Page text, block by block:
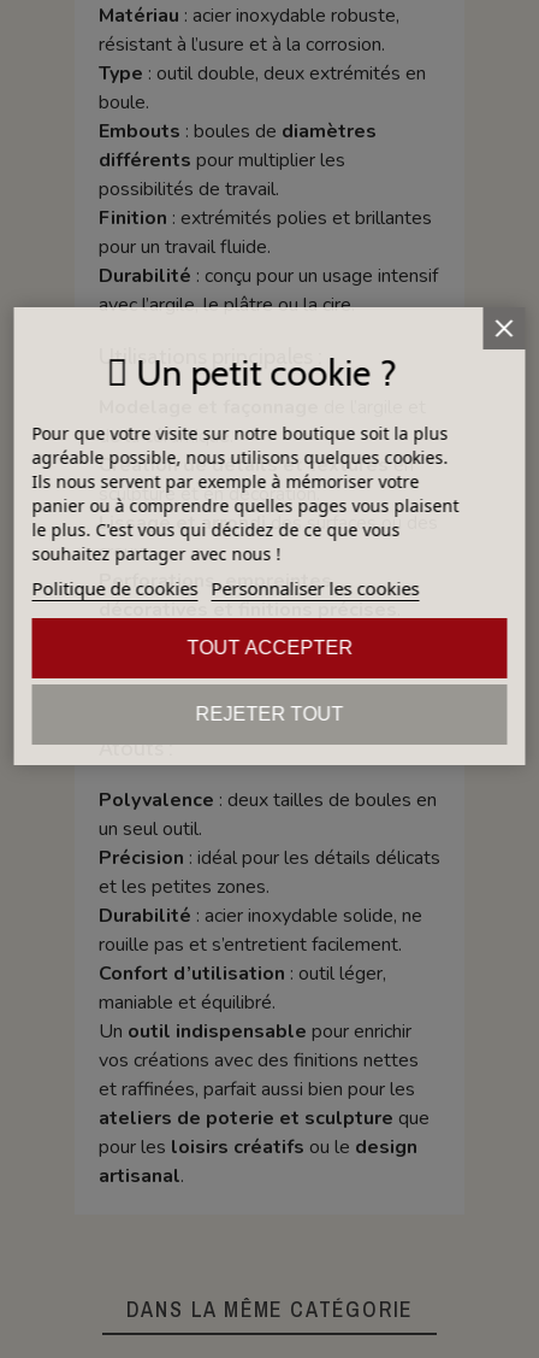
Matériau : acier inoxydable robuste,
résistant à l’usure et à la corrosion.
Type : outil double, deux extrémités en
boule.
Embouts : boules de diamètres
différents pour multiplier les
possibilités de travail.
Finition : extrémités polies et brillantes
pour un travail fluide.
Durabilité : conçu pour un usage intensif
avec l’argile, le plâtre ou la cire.
Utilisations principales :
de la céramique.
Création de détails et texturesen
sculpture et en décoration.
Lissage et arrondides surfaces ou des
creux.
Perforations, empreintes
décoratives et finitions précises.
Adapté aussi à d’autres matériaux :
Atouts :
Polyvalence : deux tailles de boules en
un seul outil.
Précision : idéal pour les détails délicats
et les petites zones.
Durabilité : acier inoxydable solide, ne
rouille pas et s’entretient facilement.
Confort d’utilisation : outil léger,
maniable et équilibré.
Un outil indispensable pour enrichir
vos créations avec des finitions nettes
et raffinées, parfait aussi bien pour les
ateliers de poterie et sculpture que
pour les loisirs créatifs ou le design
artisanal.
DANS LA MÊME CATÉGORIE
Un petit cookie ?
Pour que votre visite sur notre boutique soit la plus
agréable possible, nous utilisons quelques cookies.
Ils nous servent par exemple à mémoriser votre
panier ou à comprendre quelles pages vous plaisent
le plus. C'est vous qui décidez de ce que vous
souhaitez partager avec nous !
Politique de cookies Personnaliser les cookies
REJETER TOUT
TOUT ACCEPTER